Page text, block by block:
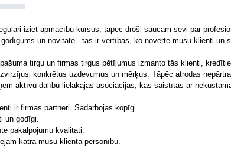
iziet apmācību kursus, tāpēc droši saucam sevi par
un novitāte - tās ir vērtības, ko novērtē mūsu klienti un
tirgu un firmas tirgus pētījumus izmanto tās klienti,
konkrētus uzdevumus un mērķus. Tāpēc atrodas
aktīvu dalību lielākajās asociācijās, kas saistītas ar
ir firmas partneri. Sadarbojas kopīgi.
un godīgi.
pakalpojumu kvalitāti.
katra mūsu klienta personību.